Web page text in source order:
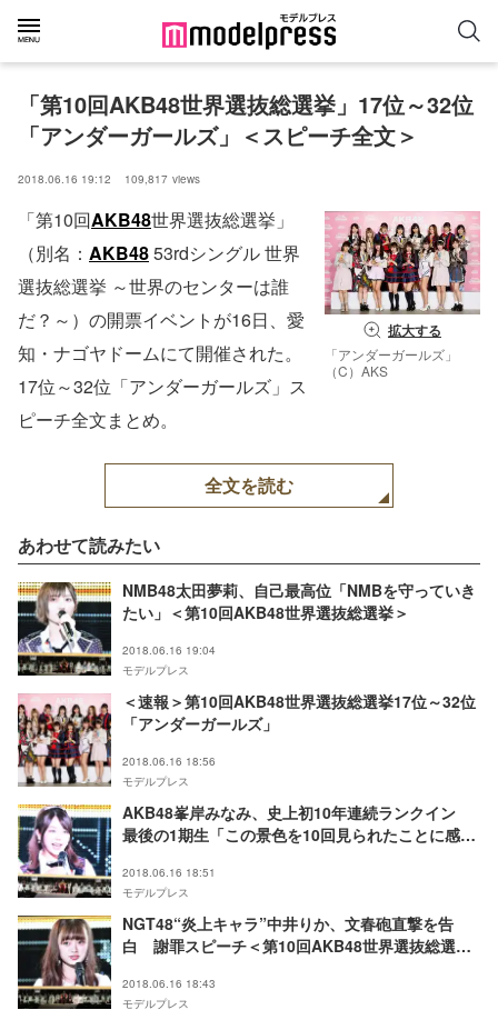
「第10回AKB48世界選抜総選挙」17位～32位
「アンダーガールズ」＜スピーチ全文＞
2018.06.16 19:12 109,817 views
拡大する
「アンダーガールズ」
（C）AKS
「第10回AKB48世界選抜総選挙」
（別名： AKB4853rdシングル 世界
選抜総選挙 ～世界のセンターは誰
だ？～）の開票イベントが16日、愛
知・ナゴヤドームにて開催された。
17位～32位「アンダーガールズ」ス
ピーチ全文まとめ。
全文を読む
あわせて読みたい
NMB48太田夢莉、自己最高位「NMBを守っていき
たい」＜第10回AKB48世界選抜総選挙＞
2018.06.16 19:04
モデルプレス
＜速報＞第10回AKB48世界選抜総選挙17位～32位
「アンダーガールズ」
2018.06.16 18:56
モデルプレス
AKB48峯岸みなみ、史上初10年連続ランクイン
最後の1期生「この景色を10回見られたことに感
2018.06.16 18:51
モデルプレス
NGT48“炎上キャラ”中井りか、文春砲直撃を告
白 謝罪スピーチ＜第10回AKB48世界選抜総選挙
2018.06.16 18:43
モデルプレス